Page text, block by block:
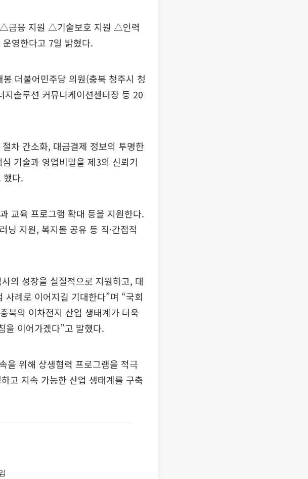
△금융 지원 △기술보호 지원 △인력
영한다고 7일 밝혔다.
더불어민주당 의원(충북 청주시 청
솔루션 커뮤니케이션센터장 등 20
차 간소화, 대금결제 정보의 투명한
기술과 영업비밀을 제3의 신뢰기
했다.
교육 프로그램 확대 등을 지원한다.
닝 지원, 복지몰 공유 등 직·간접적
의 성장을 실질적으로 지원하고, 대
례로 이어지길 기대한다”며 “국회
북의 이차전지 산업 생태계가 더욱
을 이어가겠다”고 말했다.
을 위해 상생협력 프로그램을 적극
고 지속 가능한 산업 생태계를 구축